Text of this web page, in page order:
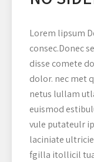
Lorem lipsum
consec.Donec
disse comete
dolor. nec met
netus lullam
euismod
vule putateulr
laciniate
fgilla itollicil